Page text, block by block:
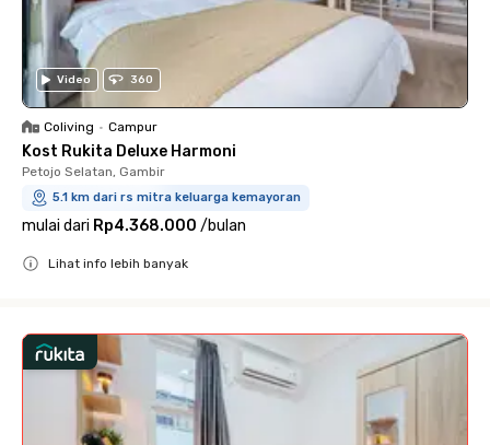
Video 360
Coliving • Campur
Kost Rukita Deluxe Harmoni
Petojo Selatan, Gambir
5.1 km dari rs mitra keluarga kemayoran
mulai dari Rp4.368.000 /bulan
Lihat info lebih banyak